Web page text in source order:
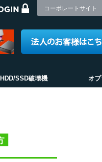
コーポレートサイト
HDD/SSD破壊機 オ